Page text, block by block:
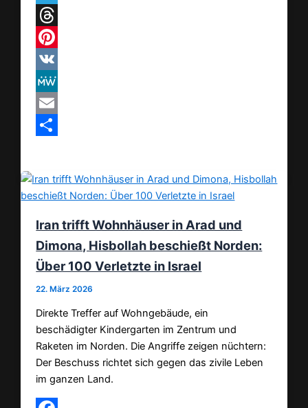
Telegram
Threads
Pinterest
VK
MeWe
Email
Iran trifft Wohnhäuser in Arad und
Dimona, Hisbollah beschießt Norden:
Über 100 Verletzte in Israel
22. März 2026
Direkte Treffer auf Wohngebäude, ein
beschädigter Kindergarten im Zentrum und
Raketen im Norden. Die Angriffe zeigen nüchtern:
Der Beschuss richtet sich gegen das zivile Leben
im ganzen Land.